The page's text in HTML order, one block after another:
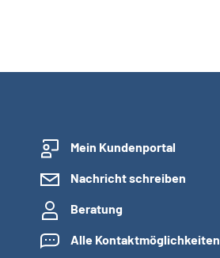
Mein Kundenportal
Nachricht schreiben
Beratung
Alle Kontaktmöglichkeiten